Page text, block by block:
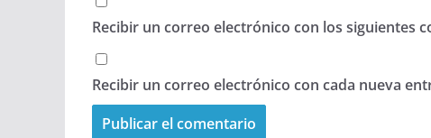
Recibir un correo electrónico con los siguientes
Recibir un correo electrónico con cada nueva